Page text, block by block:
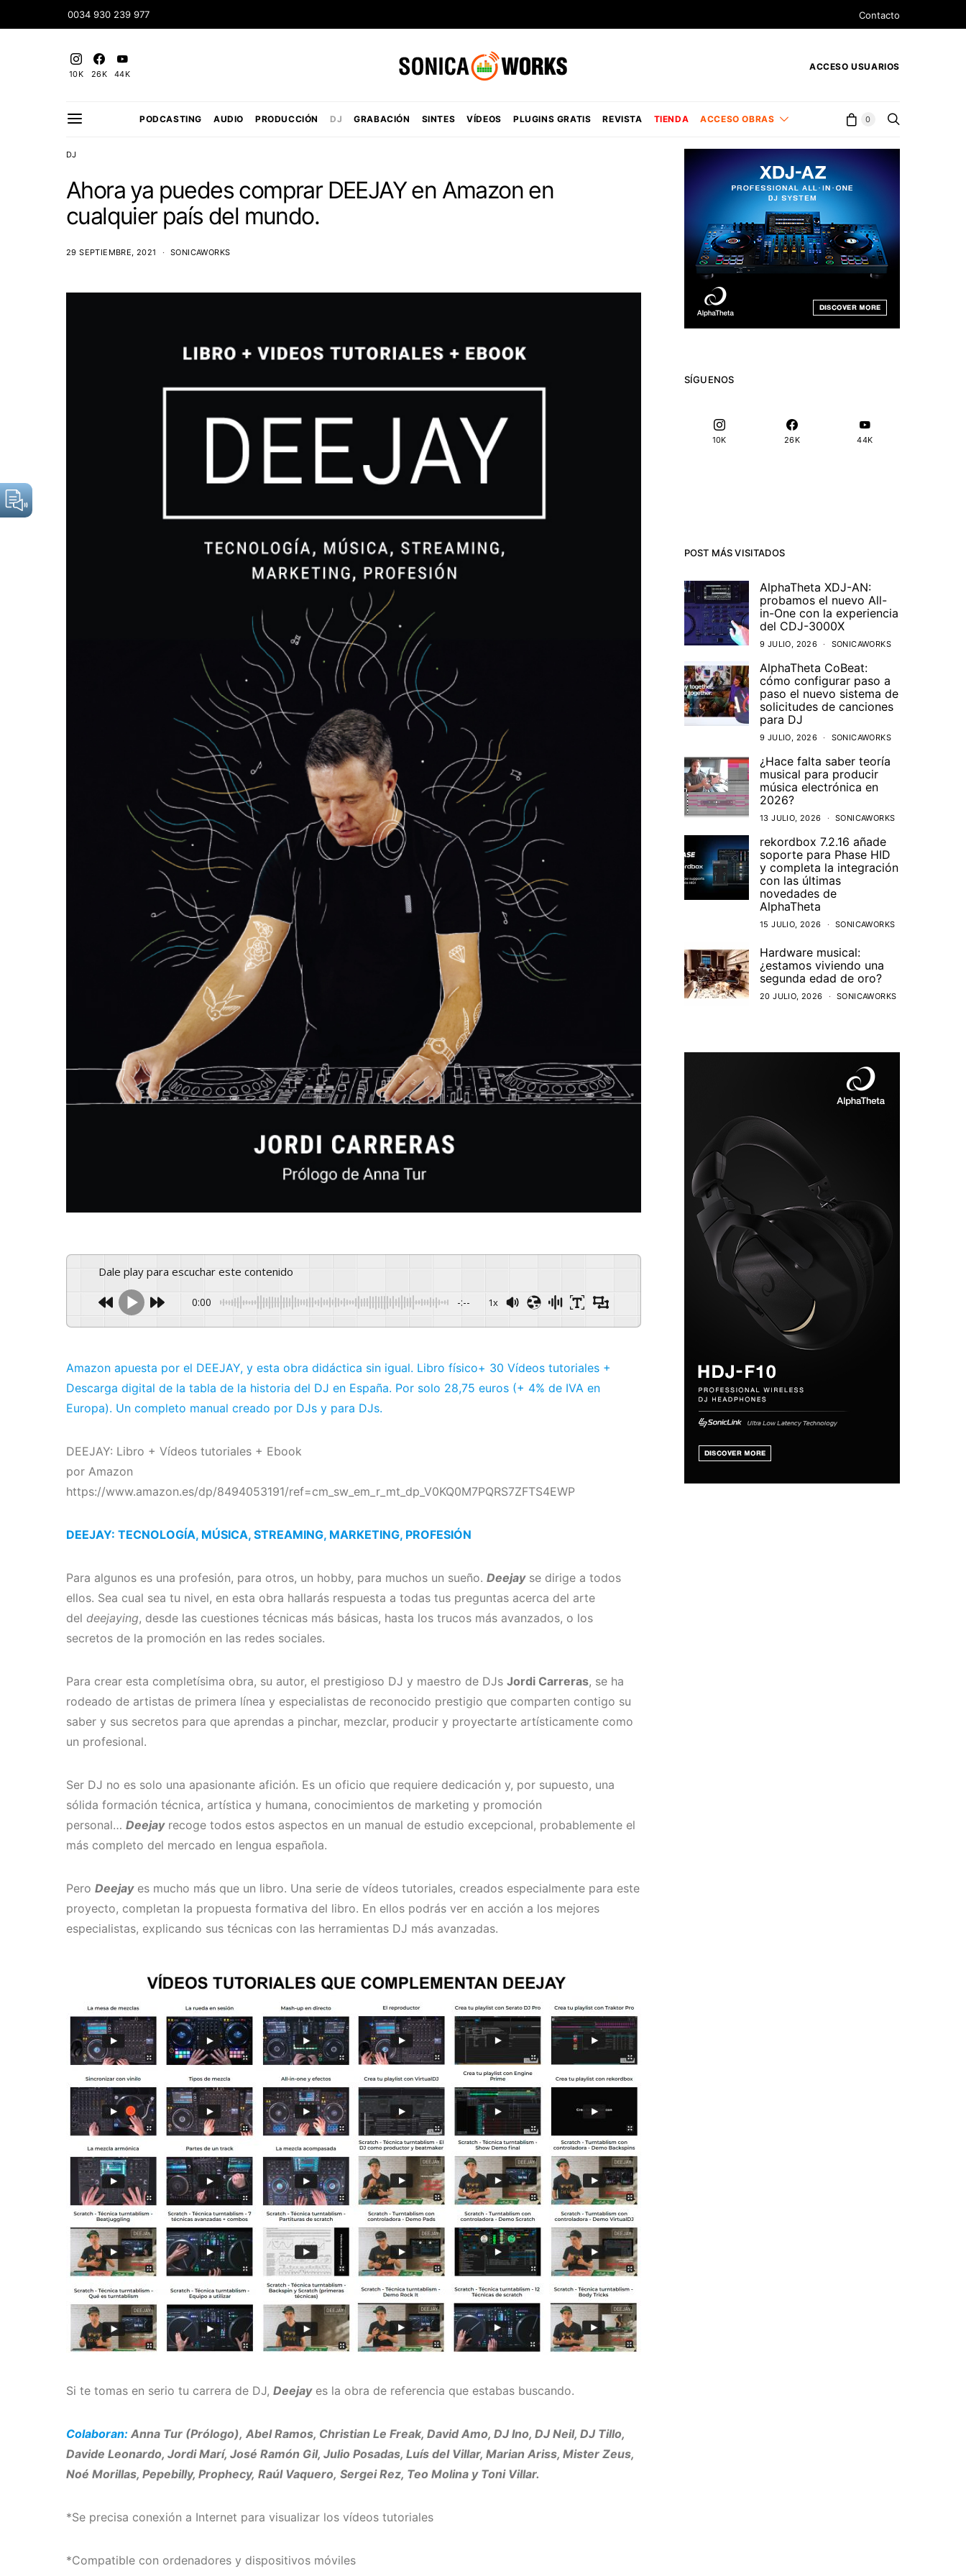
0034 930 239 977 Contacto
10K 26K 44K
ACCESO USUARIOS
PODCASTING AUDIO PRODUCCIÓN DJ GRABACIÓN SINTES VÍDEOS PLUGINS GRATIS REVISTA TIENDA ACCESO OBRAS 0
DJ
Ahora ya puedes comprar DEEJAY en Amazon en
cualquier país del mundo.
29 SEPTIEMBRE, 2021 SONICAWORKS
Dale play para escuchar este contenido
0:00 -:-- 1x
Amazon apuesta por el DEEJAY, y esta obra didáctica sin igual. Libro físico+ 30 Vídeos tutoriales +
Descarga digital de la tabla de la historia del DJ en España. Por solo 28,75 euros (+ 4% de IVA en
Europa). Un completo manual creado por DJs y para DJs.
DEEJAY: Libro + Vídeos tutoriales + Ebook
por Amazon
https://www.amazon.es/dp/8494053191/ref=cm_sw_em_r_mt_dp_V0KQ0M7PQRS7ZFTS4EWP
DEEJAY: TECNOLOGÍA, MÚSICA, STREAMING, MARKETING, PROFESIÓN
Para algunos es una profesión, para otros, un hobby, para muchos un sueño. Deejayse dirige a todos
ellos. Sea cual sea tu nivel, en esta obra hallarás respuesta a todas tus preguntas acerca del arte
del deejaying, desde las cuestiones técnicas más básicas, hasta los trucos más avanzados, o los
secretos de la promoción en las redes sociales.
Para crear esta completísima obra, su autor, el prestigioso DJ y maestro de DJs Jordi Carreras, se ha
rodeado de artistas de primera línea y especialistas de reconocido prestigio que comparten contigo su
saber y sus secretos para que aprendas a pinchar, mezclar, producir y proyectarte artísticamente como
un profesional.
Ser DJ no es solo una apasionante afición. Es un oficio que requiere dedicación y, por supuesto, una
sólida formación técnica, artística y humana, conocimientos de marketing y promoción
personal… Deejayrecoge todos estos aspectos en un manual de estudio excepcional, probablemente el
más completo del mercado en lengua española.
Pero Deejayes mucho más que un libro. Una serie de vídeos tutoriales, creados especialmente para este
proyecto, completan la propuesta formativa del libro. En ellos podrás ver en acción a los mejores
especialistas, explicando sus técnicas con las herramientas DJ más avanzadas.
Si te tomas en serio tu carrera de DJ, Deejayes la obra de referencia que estabas buscando.
Colaboran: Anna Tur (Prólogo), Abel Ramos, Christian Le Freak, David Amo, DJ Ino, DJ Neil, DJ Tillo,
Davide Leonardo, Jordi Marí, José Ramón Gil, Julio Posadas, Luís del Villar, Marian Ariss, Mister Zeus,
Noé Morillas, Pepebilly, Prophecy, Raúl Vaquero, Sergei Rez, Teo Molina y Toni Villar.
*Se precisa conexión a Internet para visualizar los vídeos tutoriales
*Compatible con ordenadores y dispositivos móviles
SÍGUENOS
10K 26K 44K
POST MÁS VISITADOS
AlphaTheta XDJ-AN:
probamos el nuevo All-
in-One con la experiencia
del CDJ-3000X
9 JULIO, 2026 SONICAWORKS
AlphaTheta CoBeat:
cómo configurar paso a
paso el nuevo sistema de
solicitudes de canciones
para DJ
9 JULIO, 2026 SONICAWORKS
¿Hace falta saber teoría
musical para producir
música electrónica en
2026?
13 JULIO, 2026 SONICAWORKS
rekordbox 7.2.16 añade
soporte para Phase HID
y completa la integración
con las últimas
novedades de
AlphaTheta
15 JULIO, 2026 SONICAWORKS
Hardware musical:
¿estamos viviendo una
segunda edad de oro?
20 JULIO, 2026 SONICAWORKS